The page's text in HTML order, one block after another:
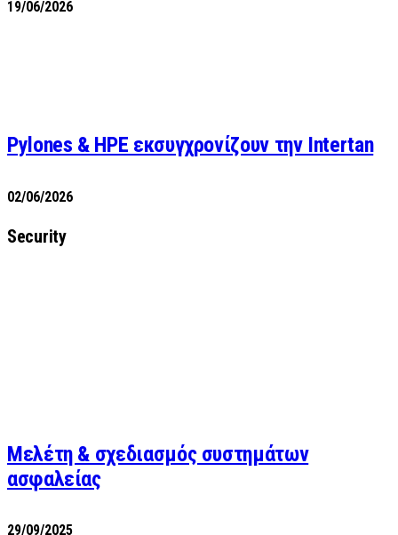
19/06/2026
Pylones & HPE εκσυγχρονίζουν την Intertan
02/06/2026
Security
Μελέτη & σχεδιασμός συστημάτων
ασφαλείας
29/09/2025